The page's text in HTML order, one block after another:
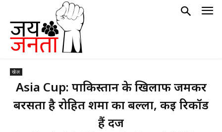
खेल
Asia Cup: पाकिस्तान के खिलाफ जमकर
बरसता है रोहित शर्मा का बल्ला, कई रिकॉर्ड
हैं दर्ज